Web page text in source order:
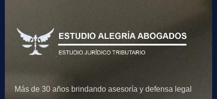
Más de 30 años brindando asesoría y defensa legal